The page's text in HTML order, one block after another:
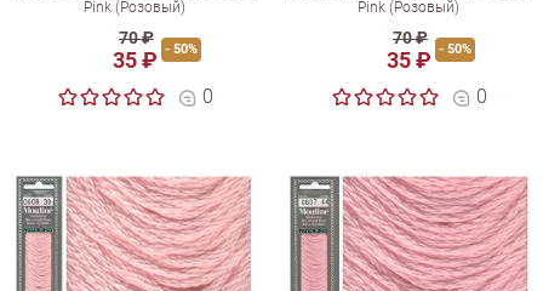
Pink (Розовый)
70 ₽
35 ₽ - 50%
0
Pink (Розовый)
70 ₽
35 ₽ - 50%
0